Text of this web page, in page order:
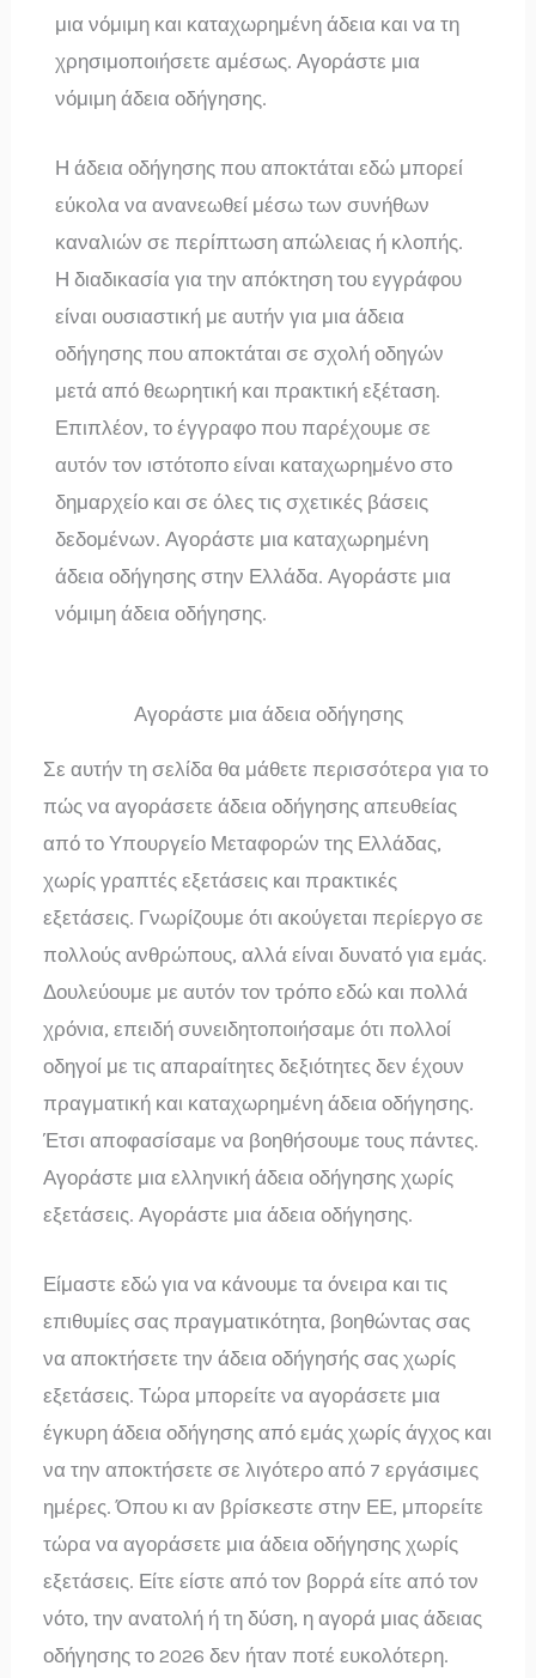
μια νόμιμη και καταχωρημένη άδεια και να τη
χρησιμοποιήσετε αμέσως. Αγοράστε μια
νόμιμη άδεια οδήγησης.
Η άδεια οδήγησης που αποκτάται εδώ μπορεί
εύκολα να ανανεωθεί μέσω των συνήθων
καναλιών σε περίπτωση απώλειας ή κλοπής.
Η διαδικασία για την απόκτηση του εγγράφου
είναι ουσιαστική με αυτήν για μια άδεια
οδήγησης που αποκτάται σε σχολή οδηγών
μετά από θεωρητική και πρακτική εξέταση.
Επιπλέον, το έγγραφο που παρέχουμε σε
αυτόν τον ιστότοπο είναι καταχωρημένο στο
δημαρχείο και σε όλες τις σχετικές βάσεις
δεδομένων. Αγοράστε μια καταχωρημένη
άδεια οδήγησης στην Ελλάδα. Αγοράστε μια
νόμιμη άδεια οδήγησης.
Αγοράστε μια άδεια οδήγησης
Σε αυτήν τη σελίδα θα μάθετε περισσότερα για το
πώς να αγοράσετε άδεια οδήγησης απευθείας
από το Υπουργείο Μεταφορών της Ελλάδας,
χωρίς γραπτές εξετάσεις και πρακτικές
εξετάσεις. Γνωρίζουμε ότι ακούγεται περίεργο σε
πολλούς ανθρώπους, αλλά είναι δυνατό για εμάς.
Δουλεύουμε με αυτόν τον τρόπο εδώ και πολλά
χρόνια, επειδή συνειδητοποιήσαμε ότι πολλοί
οδηγοί με τις απαραίτητες δεξιότητες δεν έχουν
πραγματική και καταχωρημένη άδεια οδήγησης.
Έτσι αποφασίσαμε να βοηθήσουμε τους πάντες.
Αγοράστε μια ελληνική άδεια οδήγησης χωρίς
εξετάσεις. Αγοράστε μια άδεια οδήγησης.
Είμαστε εδώ για να κάνουμε τα όνειρα και τις
επιθυμίες σας πραγματικότητα, βοηθώντας σας
να αποκτήσετε την άδεια οδήγησής σας χωρίς
εξετάσεις. Τώρα μπορείτε να αγοράσετε μια
έγκυρη άδεια οδήγησης από εμάς χωρίς άγχος και
να την αποκτήσετε σε λιγότερο από 7 εργάσιμες
ημέρες. Όπου κι αν βρίσκεστε στην ΕΕ, μπορείτε
τώρα να αγοράσετε μια άδεια οδήγησης χωρίς
εξετάσεις. Είτε είστε από τον βορρά είτε από τον
νότο, την ανατολή ή τη δύση, η αγορά μιας άδειας
οδήγησης το 2026 δεν ήταν ποτέ ευκολότερη.